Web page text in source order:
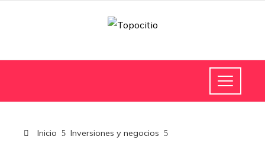
Inicio
Inversiones y negocios